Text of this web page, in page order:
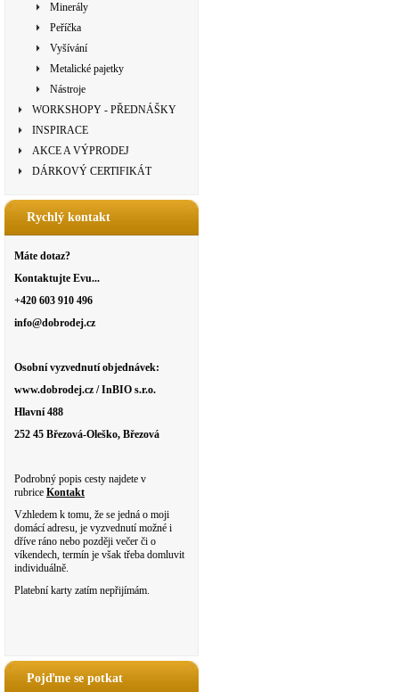
Minerály
Peříčka
Vyšívání
Metalické pajetky
Nástroje
WORKSHOPY - PŘEDNÁŠKY
INSPIRACE
AKCE A VÝPRODEJ
DÁRKOVÝ CERTIFIKÁT
Rychlý kontakt
Máte dotaz?
Kontaktujte Evu...
+420 603 910 496
info@dobrodej.cz
Osobní vyzvednutí objednávek:
www.dobrodej.cz / InBIO s.r.o.
Hlavní 488
252 45 Březová-Oleško, Březová
Podrobný popis cesty najdete v
rubrice Kontakt
Vzhledem k tomu, že se jedná o moji
domácí adresu, je vyzvednutí možné i
dříve ráno nebo později večer či o
víkendech, termín je však třeba domluvit
individuálně.
Platební karty zatím nepřijímám.
Pojďme se potkat